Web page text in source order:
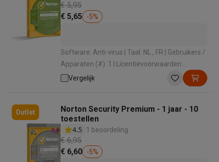
€ 5,95
€ 5,65
-5%
Software: Anti-virus | Taal: NL , FR | Gebruikers /
Apparaten (#): 1 | Licentievoorwaarden:
Jaarlijks abonnement , Gratis updates
Vergelijk
Outlet
Norton Security Premium - 1 jaar - 10
toestellen
4.5
1 beoordeling
€ 6,95
€ 6,60
-5%